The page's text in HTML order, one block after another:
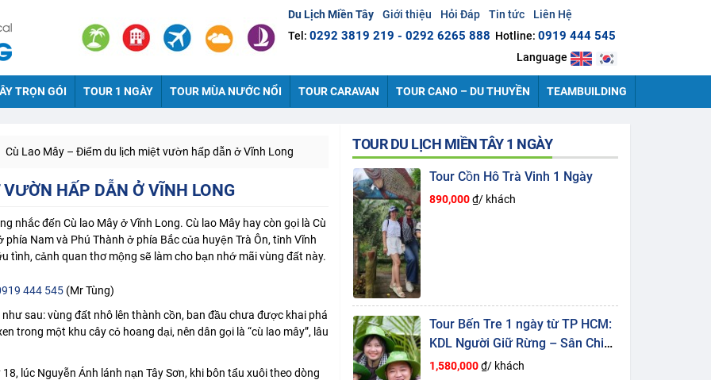
Du Lịch Miền Tây Giới thiệu Hỏi Đáp Tin tức
Liên Hệ
Tel: 0292 3819 219 - 0292 6265 888 Hotline: 0919 444 545
Language
TRỌN GÓI TOUR 1 NGÀY TOUR MÙA NƯỚC NỔI TOUR CARAVAN TOUR CANO – DU THUYỀN TEAMBUILDING
Cù Lao Mây – Điểm du lịch miệt vườn hấp dẫn ở Vĩnh Long
HẤP DẪN Ở VĨNH LONG
nhắc đến Cù lao Mây ở Vĩnh Long. Cù lao Mây hay còn gọi là Cù
Nam và Phú Thành ở phía Bắc của huyện Trà Ôn, tỉnh Vĩnh
tình, cảnh quan thơ mộng sẽ làm cho bạn nhớ mãi vùng đất này.
444 545 (Mr Tùng)
sau: vùng đất nhô lên thành cồn, ban đầu chưa được khai phá
trong một khu cây cỏ hoang dại, nên dân gọi là “cù lao mây”, lâu
lúc Nguyễn Ánh lánh nạn Tây Sơn, khi bôn tẩu xuôi theo dòng
TOUR DU LỊCH MIỀN TÂY 1 NGÀY
Tour Cồn Hô Trà Vinh 1 Ngày
890,000 ₫/ khách
Tour Bến Tre 1 ngày từ TP HCM:
KDL Người Giữ Rừng – Sân Chim
Vàm Hồ
1,580,000 ₫/ khách